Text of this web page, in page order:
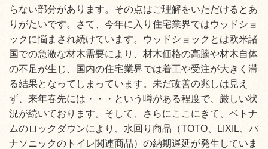
らない部分があります。その点はご理解をいただけるとあ
りがたいです。
さて、今年に入り住宅業界ではウッドショ
ックに悩まされ続けています。ウッドショックとは欧米諸
国での急激な材木需要により、材木価格の高騰や材木自体
の不足が生じ、国内の住宅業界では着工や受注が大きく滞
る結果となってしまっています。未だ改善の兆しは見え
ず、来年春先には・・・という噂がある程度で、厳しい状
況が続いております。そして、さらにここにきて、ベトナ
ムのロックダウンにより、水回り商品（TOTO、LIXIL、パ
ナソニックのトイレ関連商品）の納期遅延が発生していま